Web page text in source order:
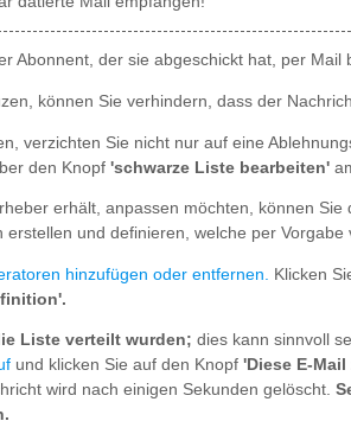
Abonnent, der sie abgeschickt hat, per Mail
können Sie verhindern, dass der
verzichten Sie nicht nur auf eine
den Knopf 'schwarze Liste bearbeiten'
erhält, anpassen möchten, können Sie
und definieren, welche per Vorgabe
hinzufügen oder entfernen. Klicken
Liste verteilt wurden; dies kann sinnvoll
und klicken Sie auf den Knopf 'Diese E-
wird nach einigen Sekunden gelöscht.